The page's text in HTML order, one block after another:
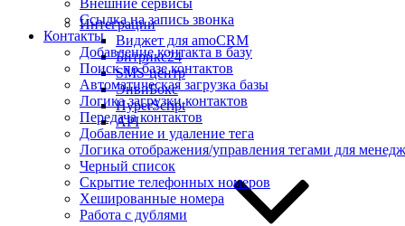
Интеграции
Виджет для amoCRM
Битрикс24
SMS-центр
ЭнвиБокс
HyperScript
API
Ссылка на запись звонка
Контакты
Добавление контакта в базу
Поиск по базе контактов
Автоматическая загрузка базы
Логика загрузки контактов
Передача контактов
Добавление и удаление тега
Логика отображения/управления тегами для
Черный список
Скрытие телефонных номеров
Хешированные номера
Работа с дублями